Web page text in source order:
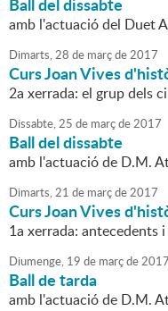
Ball del dissabte
amb l'actuació del Duet
Dimarts,28 de marçde2017
Curs Joan Vives
2a xerrada: el grup dels
Dissabte,25 de marçde2017
Ball del dissabte
amb l'actuació de D.M.
Dimarts,21 de marçde2017
Curs Joan Vives
1a xerrada: antecedents
Diumenge, 19 de marçde2017
Ball de tarda
amb l'actuació de D.M.